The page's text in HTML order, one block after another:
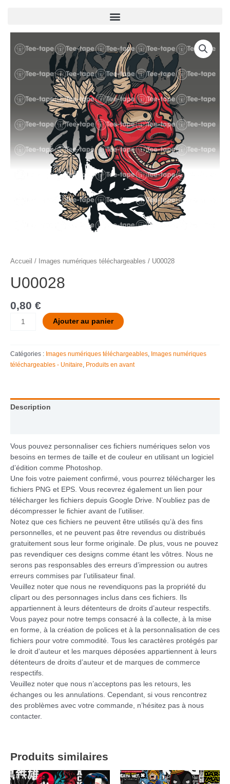
Menu
Accueil / Images numériques téléchargeables / U00028
U00028
0,80 €
de
Ajouter au panier
Catégories : Images numériques téléchargeables Images numériques
téléchargeables - Unitaire Produits en avant
Description
Vous pouvez personnaliser ces fichiers numériques selon vos
besoins en termes de taille et de couleur en utilisant un logiciel
d’édition comme Photoshop.
Une fois votre paiement confirmé, vous pourrez télécharger les
fichiers PNG et EPS. Vous recevrez également un lien pour
télécharger les fichiers depuis Google Drive. N’oubliez pas de
décompresser le fichier avant de l’utiliser.
Notez que ces fichiers ne peuvent être utilisés qu’à des fins
personnelles, et ne peuvent pas être revendus ou distribués
gratuitement sous leur forme originale. De plus, vous ne pouvez
pas revendiquer ces designs comme étant les vôtres. Nous ne
serons pas responsables des erreurs d’impression ou autres
erreurs commises par l’utilisateur final.
Veuillez noter que nous ne revendiquons pas la propriété du
clipart ou des personnages inclus dans ces fichiers. Ils
appartiennent à leurs détenteurs de droits d’auteur respectifs.
Vous payez pour notre temps consacré à la collecte, à la mise
en forme, à la création de polices et à la personnalisation de ces
fichiers pour votre commodité. Tous les caractères protégés par
le droit d’auteur et les marques déposées appartiennent à leurs
détenteurs de droits d’auteur et de marques de commerce
respectifs.
Veuillez noter que nous n’acceptons pas les retours, les
échanges ou les annulations. Cependant, si vous rencontrez
des problèmes avec votre commande, n’hésitez pas à nous
contacter.
Produits similaires